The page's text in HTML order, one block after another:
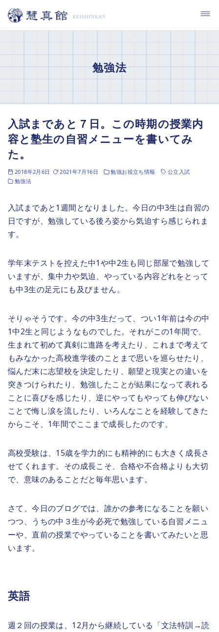
テ
勉強法
入試まであと７日。この時期の授業内
容と塾生の自習メニューを書いてみ
た。
2018年2月6日 2021年7月16日 勉強お役立ち情報
公立入試
勉強法
入試まであと1週間となりました。今日の中3生は自習の
日ですが、勉強している後ろ姿から気迫すら感じられま
す。
学年末テストを控えた中1や中2生も同じ部屋で勉強して
いますが、集中力や気迫、やっている内容どれをとって
も中3生の足元にも及びません。
そりゃそうです。今の中3生だって、つい1年前は今の中
1中2生と同じようなものでした。それがこの1年間で、
生まれて初めて真剣に進路を考えたり、これまで考えて
もみなかった高校進学後のことまで思いを巡らせたり、
悩んだ末に志望校を決定したり、願望と現実との違いを
突きつけられたり、勉強したことが結果になって表れる
ことに喜びを感じたり、逆にやってもやっても伸びない
ことで悔し涙を流したり、いろんなことを経験してきた
からこそ、1年間でここまで成長したのです。
高校受験は、15歳を学力的にも精神的にも大きく成長さ
せてくれます。その成長こそ、合格や不合格よりも大切
で、意味のあることだと毎年思います。
さて、今日のブログでは、誰かの参考になることを願い
つつ、うちの中３生が今必死で勉強している自習メニュ
ーや、直前の授業でやっていることを書いてみたいと思
います。
英語
週２回の授業は、12月から継続している「文法特訓→読